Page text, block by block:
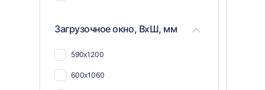
Загрузочное окно, ВхШ, мм
590х1200
600х1060